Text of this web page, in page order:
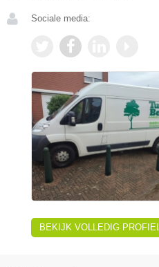
Sociale media:
BEKIJK VOLLEDIG PROFIEL